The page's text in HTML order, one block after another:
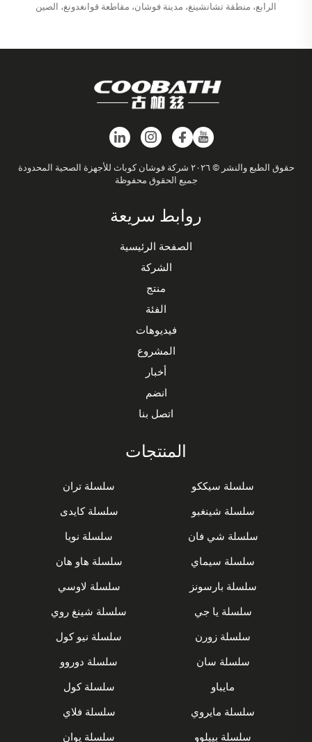
الرابع، منطقة تشانشينغ، مدينة فوشان، مقاطعة قوانغدونغ، الصين
حقوق الطبع والنشر © ٢٠٢٦ شركة فوشان كوباث للأجهزة الصحية المحدودة
جميع الحقوق محفوظة
روابط سريعة
الصفحة الرئيسية
الشركة
منتج
الفئة
فيديوهات
المشروع
أخبار
انضم
اتصل بنا
المنتجات
سلسلة سيككو
سلسلة تران
سلسلة شينغبو
سلسلة كايدى
سلسلة شي فان
سلسلة نويا
سلسلة سيماي
سلسلة هاو هان
سلسلة بارسونز
سلسلة لاوسي
سلسلة يا جي
سلسلة شينغ روي
سلسلة زورن
سلسلة نيو كول
سلسلة سان
سلسلة دوروو
مايباو
سلسلة كول
سلسلة مايروي
سلسلة فلاي
سلسلة بييلوو
سلسلة يوان